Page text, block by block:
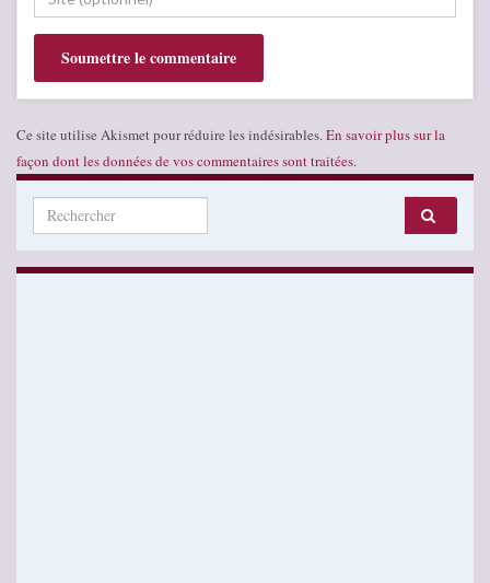
Ce site utilise Akismet pour réduire les indésirables. En savoir plus sur la
façon dont les données de vos commentaires sont traitées.
Search for: